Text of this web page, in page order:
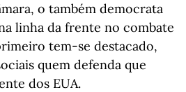
o também democrata
linha da frente no combate
tem-se destacado,
quem defenda que
dos EUA.